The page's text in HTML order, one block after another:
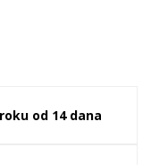
od 14 dana